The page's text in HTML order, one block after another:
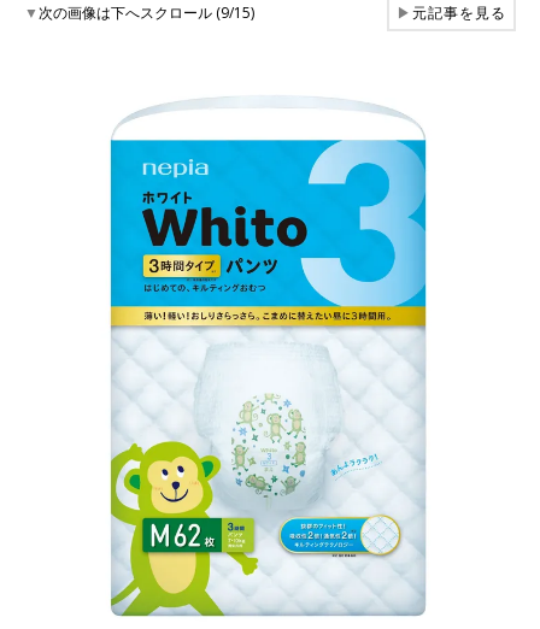
▼次の画像は下へスクロール (9/15) ▶元記事を見る